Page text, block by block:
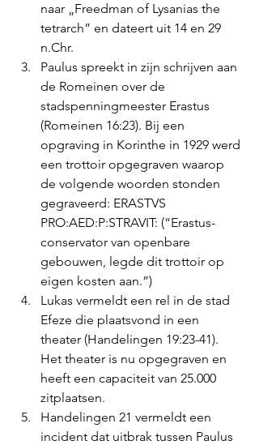
naar „Freedman of Lysanias the
tetrarch” en dateert uit 14 en 29
n.Chr.
Paulus spreekt in zijn schrijven aan
de Romeinen over de
stadspenningmeester Erastus
(Romeinen 16:23). Bij een
opgraving in Korinthe in 1929 werd
een trottoir opgegraven waarop
de volgende woorden stonden
gegraveerd: ERASTVS
PRO:AED:P:STRAVIT: (“Erastus-
conservator van openbare
gebouwen, legde dit trottoir op
eigen kosten aan.”)
Lukas vermeldt een rel in de stad
Efeze die plaatsvond in een
theater (Handelingen 19:23-41).
Het theater is nu opgegraven en
heeft een capaciteit van 25.000
zitplaatsen.
Handelingen 21 vermeldt een
incident dat uitbrak tussen Paulus